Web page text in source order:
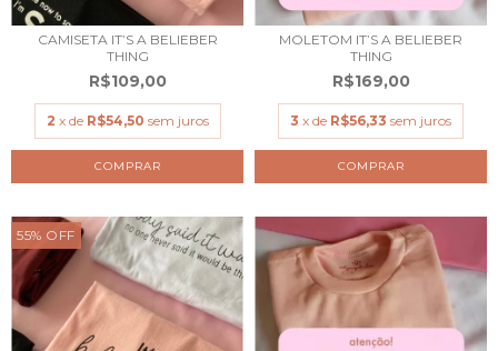
CAMISETA IT’S A BELIEBER
THING
R$109,00
2 x de R$54,50 sem juros
COMPRAR
MOLETOM IT’S A BELIEBER
THING
R$169,00
3 x de R$56,33 sem juros
COMPRAR
55% OFF